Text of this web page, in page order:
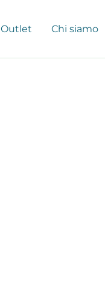
Outlet Chi siamo